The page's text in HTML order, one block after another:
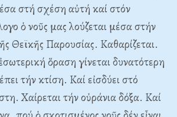
στή σχέση αὐτή καί στόν
ὁ νοῦς μας λούζεται μέσα στήν
Θεϊκῆς Παρουσίας. Καθαρίζεται.
ὅραση γίνεται δυνατότερη
τήν κτίση. Καί εἰσδύει στό
Χαίρεται τήν οὐράνια δόξα. Καί